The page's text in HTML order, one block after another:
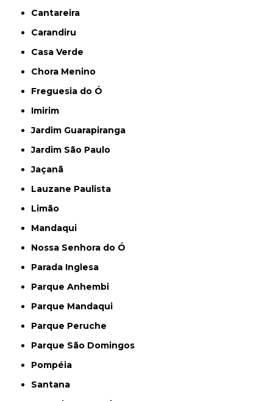
Cantareira
Carandiru
Casa Verde
Chora Menino
Freguesia do Ó
Imirim
Jardim Guarapiranga
Jardim São Paulo
Jaçanã
Lauzane Paulista
Limão
Mandaqui
Nossa Senhora do Ó
Parada Inglesa
Parque Anhembi
Parque Mandaqui
Parque Peruche
Parque São Domingos
Pompéia
Santana